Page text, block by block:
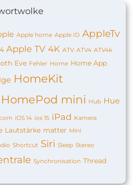
Apple home Apple ID AppleTv
Apple TV 4K ATV ATV4 ATV4k
Eve Fehler Home Home App
HomeKit
HomePod mini Hub Hue
iOS 14 ios 15 iPad Kamera
Lautstärke matter Mini
Shortcut Siri Sleep Stereo
Synchronisation Thread